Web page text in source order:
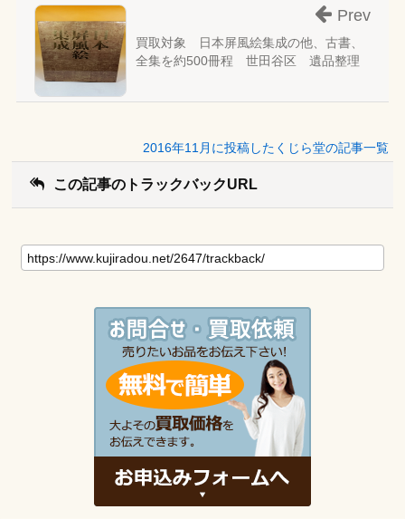
買取対象 日本屏風絵集成の他、古書、
全集を約500冊程 世田谷区 遺品整理
Prev
2016年11月に投稿したくじら堂の記事一覧
この記事のトラックバックURL